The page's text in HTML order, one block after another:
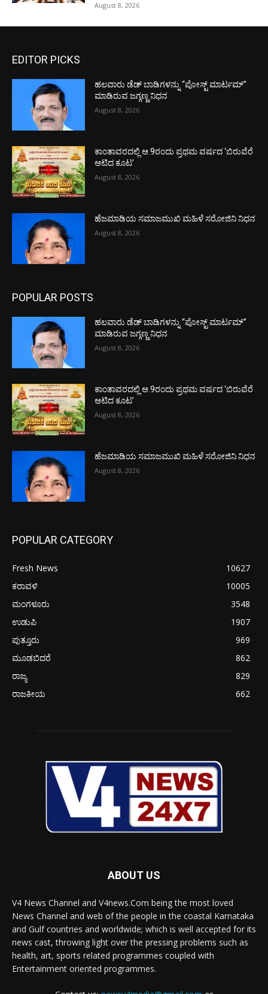
August 8, 2026
EDITOR PICKS
ಹಲವಾರು ಡೆಡ್ ಬಾಡಿಗಳನ್ನು “ಪೋಸ್ಟ್ ಮಾರ್ಟಮ್”
ಮಾಡಿರುವ ಜಗ್ಗಣ್ಣ ನಿಧನ
August 8, 2026
ಕಾಂತಾವರದಲ್ಲಿ ಆ.9ರಂದು ಪ್ರಥಮ ವರ್ಷದ ‘ಬಿರುವೆರೆ
ಆಟಿದ ಕೂಟ’
August 8, 2026
ಹೆಜಮಾಡಿಯ ಸಮಾಜಮುಖಿ ಮಹಿಳೆ ಸರೋಜಿನಿ ನಿಧನ
August 8, 2026
POPULAR POSTS
ಹಲವಾರು ಡೆಡ್ ಬಾಡಿಗಳನ್ನು “ಪೋಸ್ಟ್ ಮಾರ್ಟಮ್”
ಮಾಡಿರುವ ಜಗ್ಗಣ್ಣ ನಿಧನ
August 8, 2026
ಕಾಂತಾವರದಲ್ಲಿ ಆ.9ರಂದು ಪ್ರಥಮ ವರ್ಷದ ‘ಬಿರುವೆರೆ
ಆಟಿದ ಕೂಟ’
August 8, 2026
ಹೆಜಮಾಡಿಯ ಸಮಾಜಮುಖಿ ಮಹಿಳೆ ಸರೋಜಿನಿ ನಿಧನ
August 8, 2026
POPULAR CATEGORY
Fresh News
10627
ಕರಾವಳಿ
10005
ಮಂಗಳೂರು
3548
ಉಡುಪಿ
1907
ಪುತ್ತೂರು
969
ಮೂಡಬಿದರೆ
862
ರಾಜ್ಯ
829
ರಾಜಕೀಯ
662
ABOUT US
V4 News Channel and V4news.Com being the most loved
News Channel and web of the people in the coastal Karnataka
and Gulf countries and worldwide; which is well accepted for its
news cast, throwing light over the pressing problems such as
health, art, sports related programmes coupled with
Entertainment oriented programmes.